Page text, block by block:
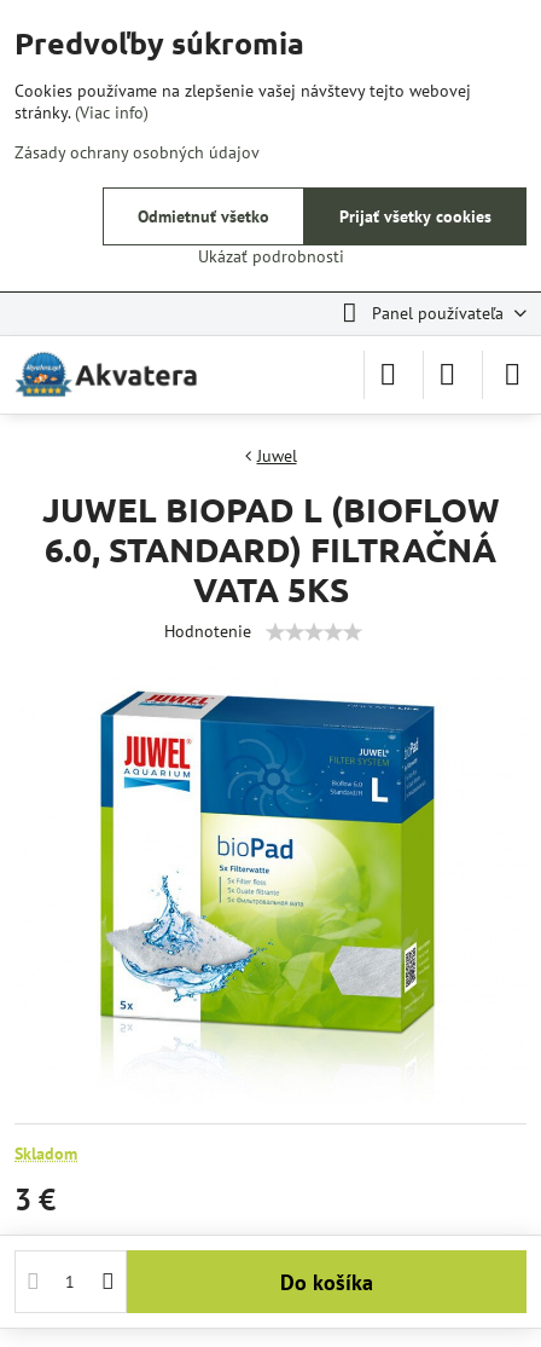
Panel používateľa
Juwel
JUWEL BIOPAD L (BIOFLOW
6.0, STANDARD) FILTRAČNÁ
VATA 5KS
Hodnotenie
Skladom
3 €
Do košíka
Predvoľby súkromia
Cookies používame na zlepšenie vašej návštevy tejto webovej
stránky.(Viac info)
Zásady ochrany osobných údajov
Ukázať podrobnosti
Prijať všetky cookies
Odmietnuť všetko